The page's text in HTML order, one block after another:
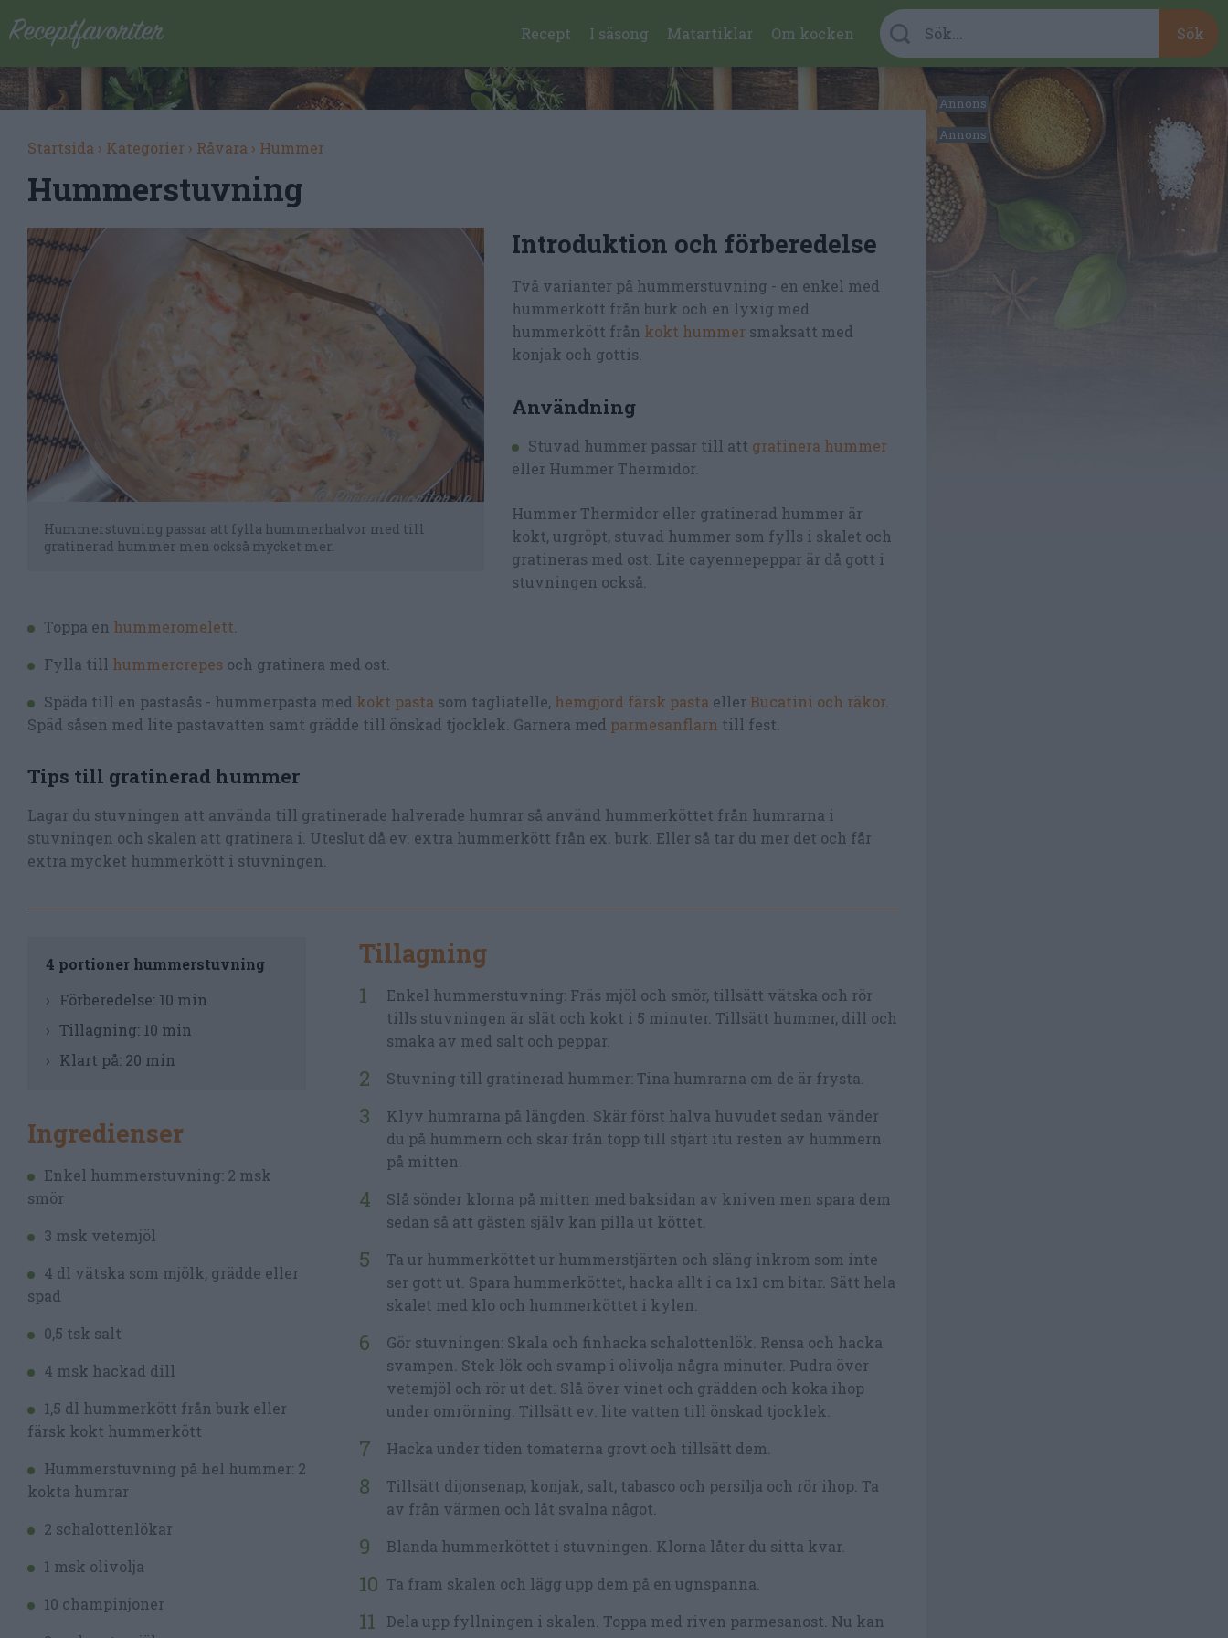
Recept I säsong Matartiklar Om kocken
Startsida › Kategorier › Råvara › Hummer
Hummerstuvning
Hummerstuvning passar att fylla hummerhalvor med till
gratinerad hummer men också mycket mer.
Introduktion och förberedelse
Två varianter på hummerstuvning - en enkel med
hummerkött från burk och en lyxig med
hummerkött från kokt hummer smaksatt med
konjak och gottis.
Användning
Stuvad hummer passar till att gratinera hummer
eller Hummer Thermidor.
Hummer Thermidor eller gratinerad hummer är
kokt, urgröpt, stuvad hummer som fylls i skalet och
gratineras med ost. Lite cayennepeppar är då gott i
stuvningen också.
Toppa en hummeromelett
Fylla till hummercrepes och gratinera med ost.
Späda till en pastasås - hummerpasta med kokt pasta som tagliatelle, hemgjord färsk pasta eller Bucatini och räkor.
Späd såsen med lite pastavatten samt grädde till önskad tjocklek. Garnera med parmesanflarn till fest.
Tips till gratinerad hummer
Lagar du stuvningen att använda till gratinerade halverade humrar så använd hummerköttet från humrarna i
stuvningen och skalen att gratinera i. Uteslut då ev. extra hummerkött från ex. burk. Eller så tar du mer det och får
extra mycket hummerkött i stuvningen.
4 portioner hummerstuvning
Förberedelse: 10 min
Tillagning: 10 min
Klart på: 20 min
Ingredienser
Enkel hummerstuvning: 2 msk
smör
3 msk vetemjöl
4 dl vätska som mjölk, grädde eller
spad
0,5 tsk salt
4 msk hackad dill
1,5 dl hummerkött från burk eller
färsk kokt hummerkött
Hummerstuvning på hel hummer: 2
kokta humrar
2 schalottenlökar
1 msk olivolja
10 champinjoner
Tillagning
Enkel hummerstuvning: Fräs mjöl och smör, tillsätt vätska och rör
tills stuvningen är slät och kokt i 5 minuter. Tillsätt hummer, dill och
smaka av med salt och peppar.
Stuvning till gratinerad hummer: Tina humrarna om de är frysta.
Klyv humrarna på längden. Skär först halva huvudet sedan vänder
du på hummern och skär från topp till stjärt itu resten av hummern
på mitten.
Slå sönder klorna på mitten med baksidan av kniven men spara dem
sedan så att gästen själv kan pilla ut köttet.
Ta ur hummerköttet ur hummerstjärten och släng inkrom som inte
ser gott ut. Spara hummerköttet, hacka allt i ca 1x1 cm bitar. Sätt hela
skalet med klo och hummerköttet i kylen.
Gör stuvningen: Skala och finhacka schalottenlök. Rensa och hacka
svampen. Stek lök och svamp i olivolja några minuter. Pudra över
vetemjöl och rör ut det. Slå över vinet och grädden och koka ihop
under omrörning. Tillsätt ev. lite vatten till önskad tjocklek.
Hacka under tiden tomaterna grovt och tillsätt dem.
Tillsätt dijonsenap, konjak, salt, tabasco och persilja och rör ihop. Ta
av från värmen och låt svalna något.
Blanda hummerköttet i stuvningen. Klorna låter du sitta kvar.
Ta fram skalen och lägg upp dem på en ugnspanna.
Dela upp fyllningen i skalen. Toppa med riven parmesanost. Nu kan